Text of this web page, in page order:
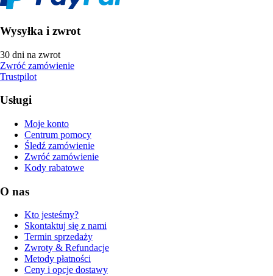
Wysyłka i zwrot
30 dni na zwrot
Zwróć zamówienie
Trustpilot
Usługi
Moje konto
Centrum pomocy
Śledź zamówienie
Zwróć zamówienie
Kody rabatowe
O nas
Kto jesteśmy?
Skontaktuj się z nami
Termin sprzedaży
Zwroty & Refundacje
Metody płatności
Ceny i opcje dostawy